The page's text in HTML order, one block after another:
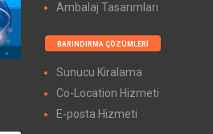
Ambalaj Tasarımları
BARINDIRMA ÇÖZÜMLERI
Sunucu Kiralama
Co-Location Hizmeti
E-posta Hizmeti